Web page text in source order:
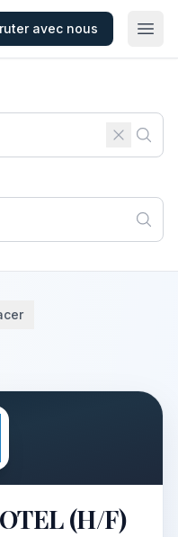
avec nous
(H/F)